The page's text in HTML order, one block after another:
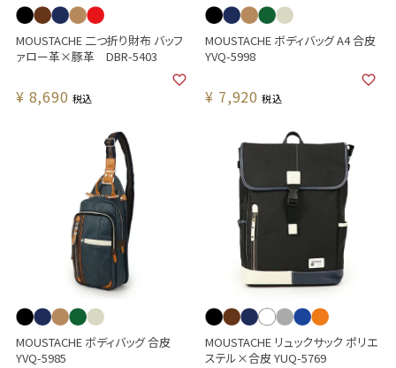
MOUSTACHE 二つ折り財布 バッフ
ァロー革×豚革 DBR-5403
¥ 8,690 税込
MOUSTACHE ボディバッグ A4 合皮
YVQ-5998
¥ 7,920 税込
MOUSTACHE ボディバッグ 合皮
YVQ-5985
MOUSTACHE リュックサック ポリエ
ステル×合皮 YUQ-5769